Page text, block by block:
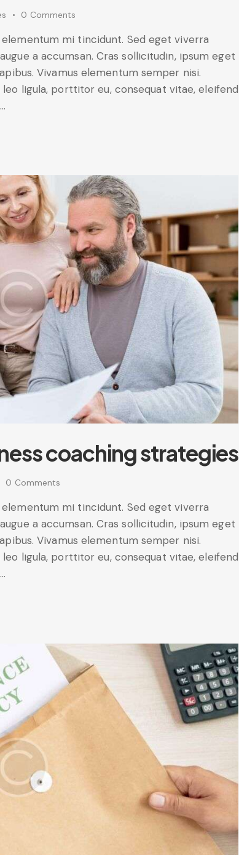
0 Comments
mi tincidunt. Sed eget viverra
a accumsan. Cras sollicitudin, ipsum eget
Vivamus elementum semper nisi.
ligula, porttitor eu, consequat vitae, eleifend
coaching strategies
0 Comments
mi tincidunt. Sed eget viverra
a accumsan. Cras sollicitudin, ipsum eget
Vivamus elementum semper nisi.
ligula, porttitor eu, consequat vitae, eleifend